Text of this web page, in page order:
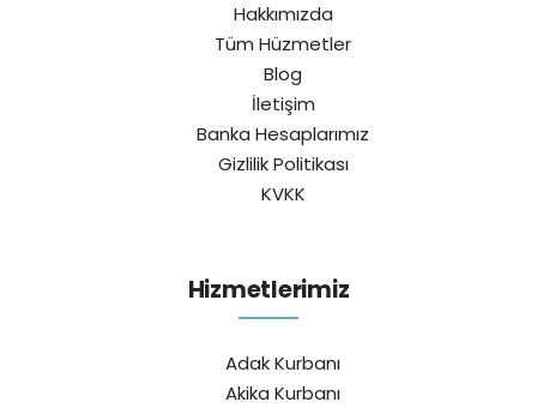
Hakkımızda
Tüm Hüzmetler
Blog
İletişim
Banka Hesaplarımız
Gizlilik Politikası
KVKK
Hizmetlerimiz
Adak Kurbanı
Akika Kurbanı